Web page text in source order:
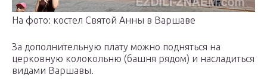
На фото: костел Святой Анны в Варшаве
За дополнительную плату можно подняться на
церковную колокольню (башня рядом) и насладиться
видами Варшавы.